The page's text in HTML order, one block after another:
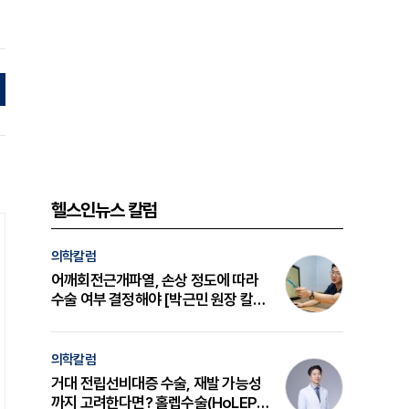
헬스인뉴스 칼럼
의학칼럼
어깨회전근개파열, 손상 정도에 따라
수술 여부 결정해야 [박근민 원장 칼
의학칼럼
거대 전립선비대증 수술, 재발 가능성
까지 고려한다면? 홀렙수술(HoLEP)